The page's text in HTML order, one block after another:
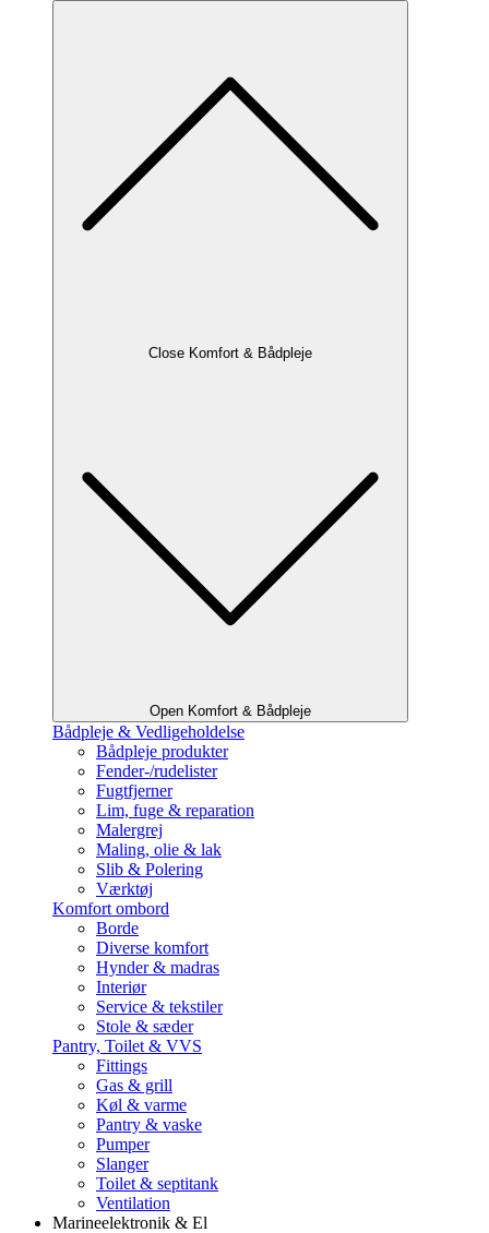
Close Komfort & Bådpleje
Open Komfort & Bådpleje
Bådpleje & Vedligeholdelse
Bådpleje produkter
Fender-/rudelister
Fugtfjerner
Lim, fuge & reparation
Malergrej
Maling, olie & lak
Slib & Polering
Værktøj
Komfort ombord
Borde
Diverse komfort
Hynder & madras
Interiør
Service & tekstiler
Stole & sæder
Pantry, Toilet & VVS
Fittings
Gas & grill
Køl & varme
Pantry & vaske
Pumper
Slanger
Toilet & septitank
Ventilation
Marineelektronik & El